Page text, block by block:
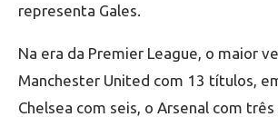
representa Gales.
Na era da Premier League, o maior
Manchester United com 13 títulos,
Chelsea com seis, o Arsenal com